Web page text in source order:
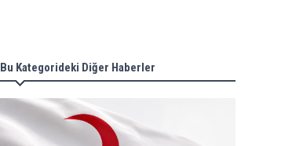
Bu Kategorideki Diğer Haberler